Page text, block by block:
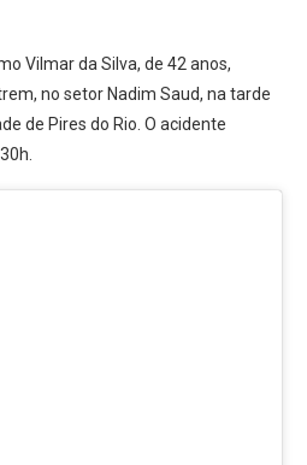
Vilmar da Silva, de 42 anos,
no setor Nadim Saud, na tarde
de Pires do Rio. O acidente